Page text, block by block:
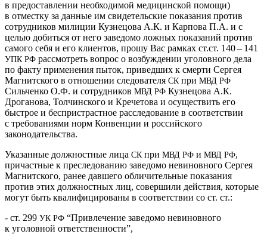
в предоставлении необходимой медицинской помощи)
в отместку за данные им свидетельские показания против
сотрудников милиции Кузнецова А.К. и Карпова П.А. и с
целью добиться от него заведомо ложных показаний против
самого себя и его клиентов, прошу Вас рамках ст.ст. 140 – 141
УПК РФ рассмотреть вопрос о возбуждении уголовного дела
по факту применения пыток, приведших к смерти Сергея
Магнитского в отношении следователя СК при МВД РФ
Сильченко О.Ф. и сотрудников МВД РФ Кузнецова А.К.
Дроганова, Толчинского и Кречетова и осуществить его
быстрое и беспристрастное расследование в соответствии
с требованиями норм Конвенции и российского
законодательства.
Указанные должностные лица СК при МВД РФ и МВД РФ,
причастные к преследованию заведомо невиновного Сергея
Магнитского, ранее давшего обличительные показания
против этих должностных лиц, совершили действия, которые
могут быть квалифицированы в соответствии со ст. ст.:
- ст. 299 УК РФ “Привлечение заведомо невиновного
к уголовной ответственности”,